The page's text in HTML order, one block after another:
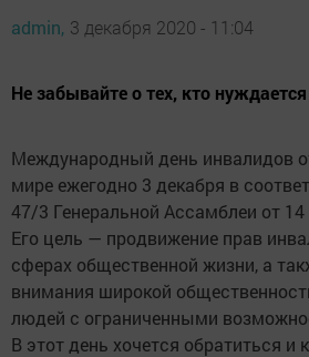
admin, 3 декабря 2020 - 11:04
Не забывайте о тех, кто
Международный день инвалидов
мире ежегодно 3 декабря в
47/3 Генеральной Ассамблеи от 14
Его цель — продвижение прав
сферах общественной жизни, а
внимания широкой
людей с ограниченными
В этот день хочется обратиться и